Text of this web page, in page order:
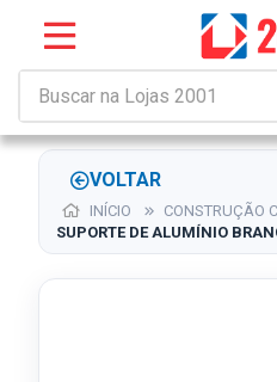
VOLTAR
INÍCIO CONSTRUÇÃO
SUPORTE DE ALUMÍNIO